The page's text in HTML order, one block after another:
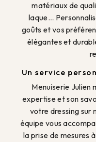
matériaux de
laque...
goûts et vos
élégantes et
Un service
Menuiserie Julien
expertise et son
votre dressing sur
équipe vous
la prise de mesures